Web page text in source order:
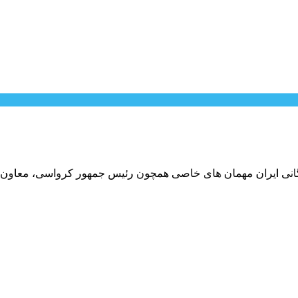
ایران مهمان های خاصی همچون رئیس جمهور کرواسی،